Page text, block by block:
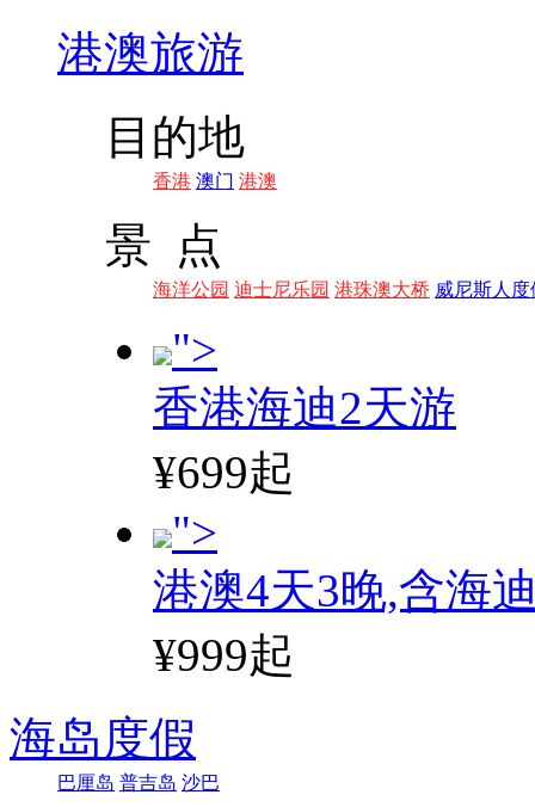
港澳旅游
目的地
香港 澳门 港澳
景 点
海洋公园 迪士尼乐园 港珠澳大桥 威尼斯人度
">
香港海迪2天游
¥699起
">
港澳4天3晚,含海
¥999起
海岛度假
巴厘岛 普吉岛 沙巴